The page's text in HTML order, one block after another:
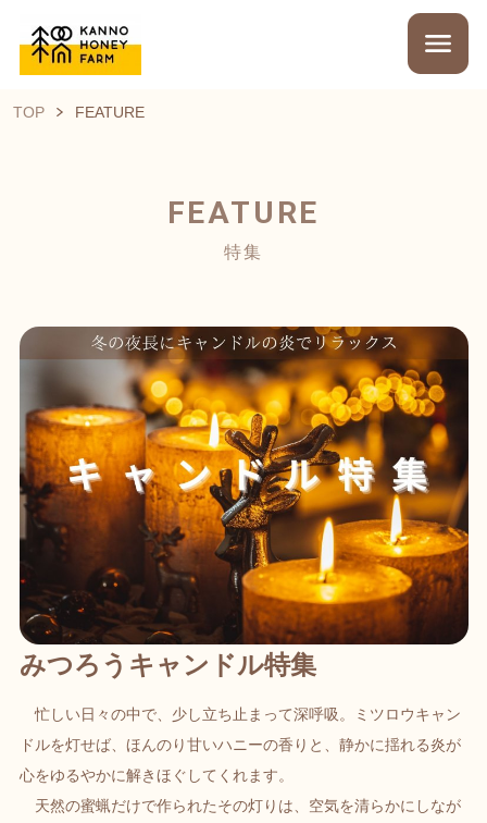
TOP FEATURE
FEATURE
特集
みつろうキャンドル特集
忙しい日々の中で、少し立ち止まって深呼吸。ミツロウキャン
ドルを灯せば、ほんのり甘いハニーの香りと、静かに揺れる炎が
心をゆるやかに解きほぐしてくれます。
天然の蜜蝋だけで作られたその灯りは、空気を清らかにしなが